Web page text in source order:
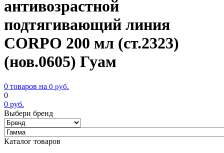
антивозрастной
подтягивающий линия
CORPO 200 мл (ст.2323)
(нов.0605) Гуам
0 товаров на 0 руб.
0
0 руб.
Выбери бренд
Каталог товаров